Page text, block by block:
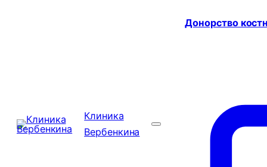
Клиника
Вербенкина
Донорство